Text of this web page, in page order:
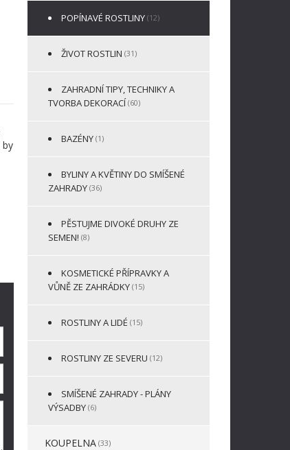
by
POPÍNAVÉ ROSTLINY (12)
ŽIVOT ROSTLIN (31)
ZAHRADNÍ TIPY, TECHNIKY A
TVORBA DEKORACÍ (60)
BAZÉNY (1)
BYLINY A KVĚTINY DO SMÍŠENÉ
ZAHRADY (36)
PĚSTUJME DIVOKÉ DRUHY ZE
SEMEN! (8)
KOSMETICKÉ PŘÍPRAVKY A
VŮNĚ ZE ZAHRÁDKY (15)
ROSTLINY A LIDÉ (15)
ROSTLINY ZE SEVERU (12)
SMÍŠENÉ ZAHRADY - PLÁNY
VÝSADBY (6)
KOUPELNA (33)